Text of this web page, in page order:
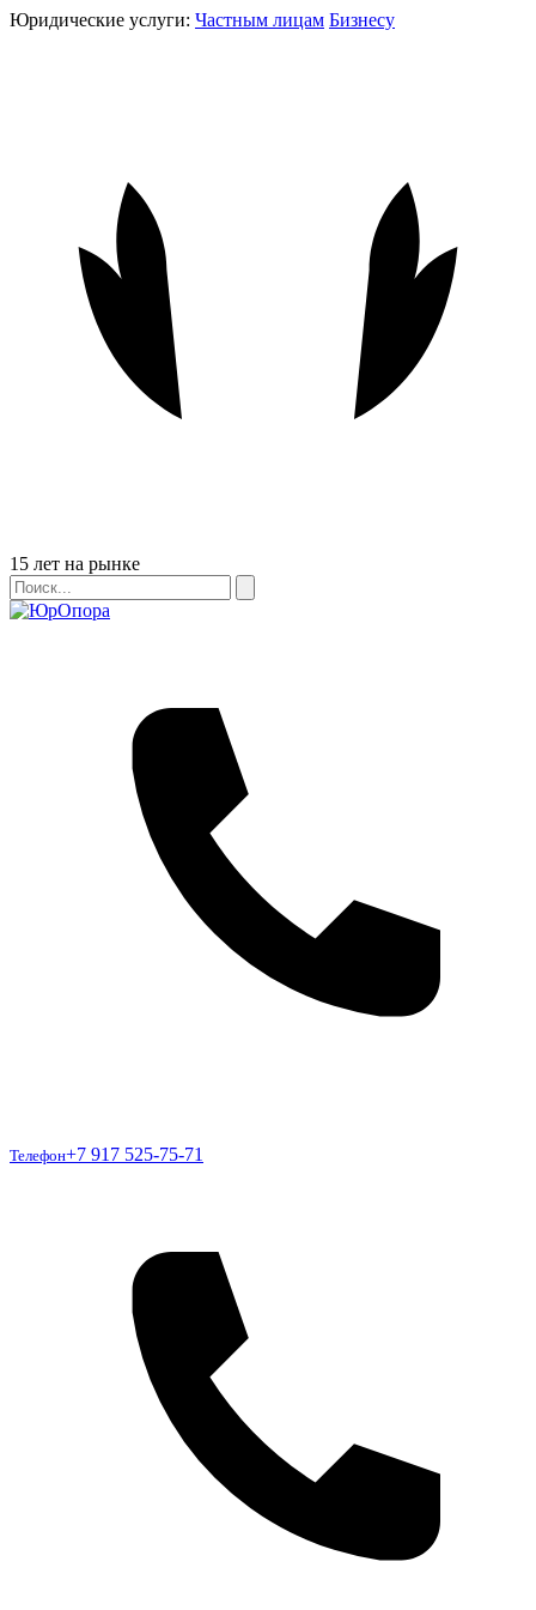
Юридические услуги: Частным лицам Бизнесу
Бейдж
15 лет на рынке
Поиск
Поиск
Телефон
Телефон+7 917 525-75-71